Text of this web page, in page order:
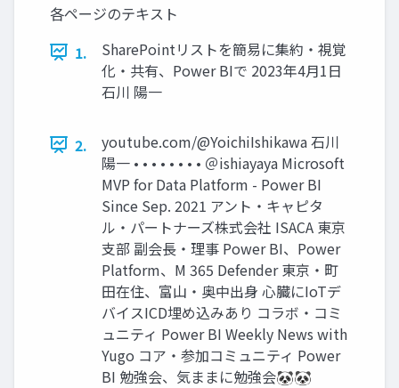
各ページのテキスト
1.
SharePointリストを簡易に集約・視覚
化・共有、Power BIで 2023年4月1日
石川 陽一
2.
youtube.com/@YoichiIshikawa 石川
陽一 • • • • • • • • ＠ishiayaya Microsoft
MVP for Data Platform - Power BI
Since Sep. 2021 アント・キャピタ
ル・パートナーズ株式会社 ISACA 東京
支部 副会長・理事 Power BI、Power
Platform、M 365 Defender 東京・町
田在住、富山・奥中出身 心臓にIoTデ
バイスICD埋め込みあり コラボ・コミ
ュニティ Power BI Weekly News with
Yugo コア・参加コミュニティ Power
BI 勉強会、気ままに勉強会🐼🐼